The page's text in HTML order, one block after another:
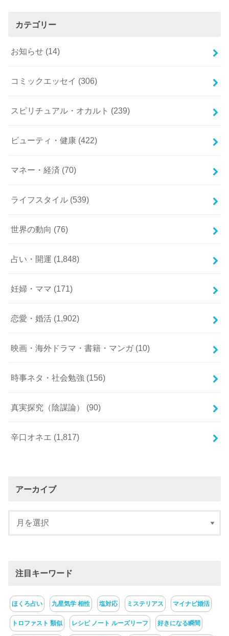
カテゴリー
お知らせ (14)
コミックエッセイ (306)
スピリチュアル・オカルト (239)
ビューティ・健康 (422)
マネー・経済 (70)
ライフスタイル (539)
世界の動向 (76)
占い・開運 (1,848)
妊婦・ママ (171)
恋愛・婚活 (1,902)
映画・海外ドラマ・書籍・マンガ (10)
時事ネタ・社会勉強 (156)
真実探究（陰謀論） (90)
辛口オネエ (1,817)
アーカイブ
注目キーワード
ほくろ占い 九星気学 相性 塩対応 ミステリアス マイナビ婚活
トロファスト 類似 レシピ ノート ルーズリーフ 好きになる瞬間